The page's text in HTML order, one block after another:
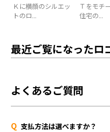
Ｋに横顔のシルエッ
トのロ...
Ｔをモチ
住宅の...
最近ご覧になったロ
よくあるご質問
Q 支払方法は選べますか？